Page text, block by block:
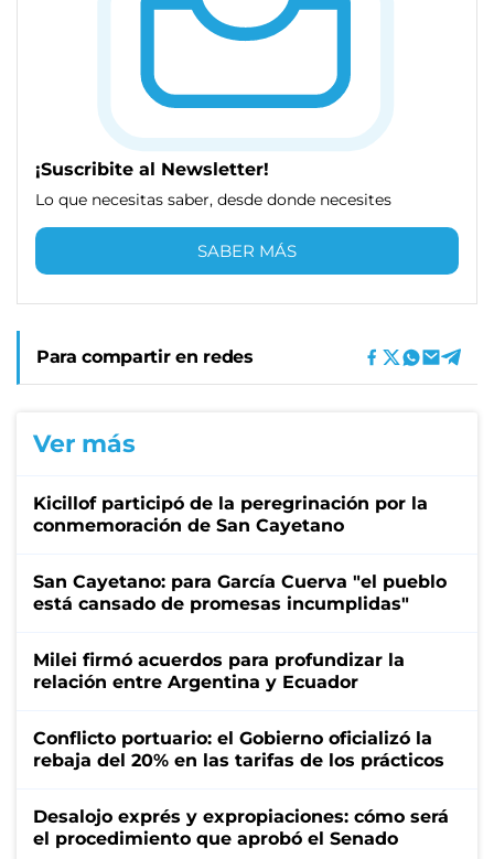
¡Suscribite al Newsletter!
Lo que necesitas saber, desde donde necesites
SABER MÁS
Para compartir en redes
Ver más
Kicillof participó de la peregrinación por la
conmemoración de San Cayetano
San Cayetano: para García Cuerva "el pueblo
está cansado de promesas incumplidas"
Milei firmó acuerdos para profundizar la
relación entre Argentina y Ecuador
Conflicto portuario: el Gobierno oficializó la
rebaja del 20% en las tarifas de los prácticos
Desalojo exprés y expropiaciones: cómo será
el procedimiento que aprobó el Senado